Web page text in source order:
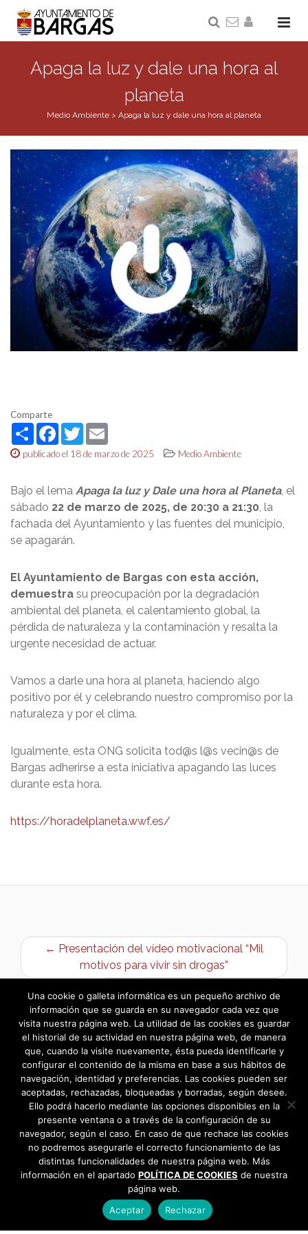
Apaga la luz y dale una hora al
planeta
Medio Ambiente > Apaga la luz y dale una hora al planeta
Comparte
ShareFacebook
Twitter
publicado el 18 de marzo de 2025 Medio Ambiente
Bajo el lema Apaga la luz y Dale una hora al Planeta, el
sábado 22 de marzo de 2025, de 20:30 a 21:30, la
fachada del Ayuntamiento y las fuentes del municipio,
se apagarán.
El Ayuntamiento de Bargas con esta acción,
demuestra su preocupación por la degradación
ambiental del planeta, el calentamiento global, la
pérdida de naturaleza y la contaminación y resalta la
urgente necesidad de actuar.
Vamos a darle una hora al planeta, haciendo algo
positivo por él y celebrando nuestro compromiso por la
naturaleza y por el clima.
Igualmente, esta ONG solicita tod@s l@s vecin@s de
Bargas adherirse a esta iniciativa apagando las luces
durante esta hora.
https://horadelplaneta.wwf.es/
← Presentación del vídeo motivacional “Mil
motivos para vivir sin drogas”
5ª Feria de Igualdad de Bargas →
Una cookie o galleta informática es un pequeño archivo de
información que se guarda en su navegador cada vez que
visita nuestra página web. La utilidad de las cookies es guardar
el historial de su actividad en nuestra página web, de manera
que, cuando la visite nuevamente, ésta pueda identificarle y
configurar el contenido de la misma en base a sus hábitos de
navegación, identidad y preferencias. Las cookies pueden ser
aceptadas, rechazadas, bloqueadas y borradas, según desee.
Ello podrá hacerlo mediante las opciones disponibles en la
presente ventana o a través de la configuración de su
navegador, según el caso. En caso de que rechace las cookies
no podremos asegurarle el correcto funcionamiento de las
distintas funcionalidades de nuestra página web. Más
información en el apartado POLÍTICA DE COOKIES de nuestra
página web.
Aceptar
Rechazar